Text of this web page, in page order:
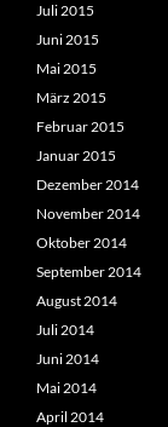
Juli 2015
Juni 2015
Mai 2015
März 2015
Februar 2015
Januar 2015
Dezember 2014
November 2014
Oktober 2014
September 2014
August 2014
Juli 2014
Juni 2014
Mai 2014
April 2014